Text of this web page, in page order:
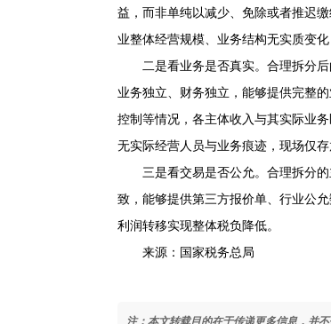
益，而非单纯以减少、免除或者推迟
业整体经营规模、业务结构无实质变
二是看业务是否真实。合理拆分
业务独立、财务独立，能够提供完整
控制等情况，各主体收入与其实际业
无实际经营人员与业务痕迹，现场仅
三是看交易是否公允。合理拆分
致，能够提供第三方报价单、行业公
利润转移实现整体税负降低。
来源：国家税务总局
注：本文转载目的在于传递更多信息，并